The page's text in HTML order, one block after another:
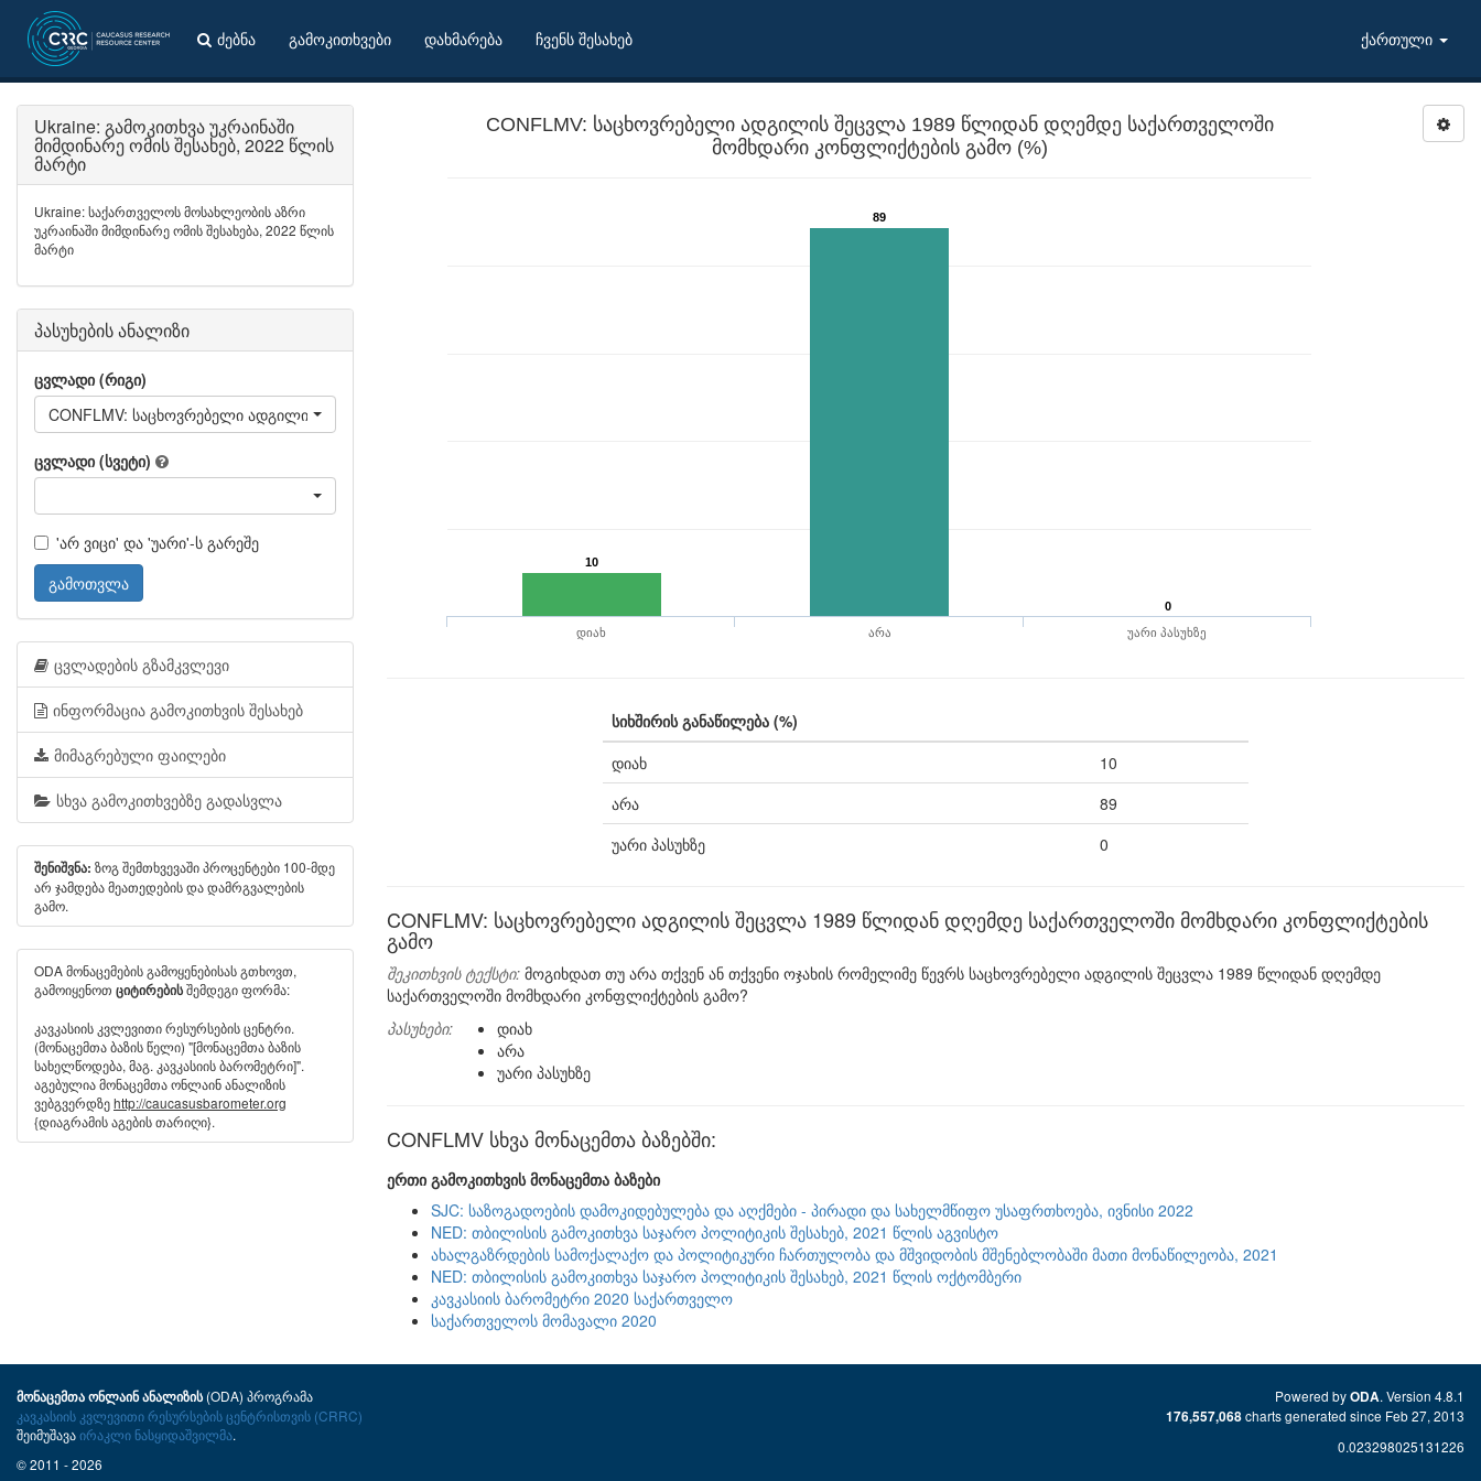
ძებნა გამოკითხვები დახმარება ჩვენს შესახებ ქართული
CONFLMV: საცხოვრებელი ადგილის შეცვლა 1989 წლიდან დღემდე საქართველოში
მომხდარი კონფლიქტების გამო (%)
10
89
0
დიახ არა უარი პასუხზე
სიხშირის განაწილება (%)
დიახ
10
არა
89
უარი პასუხზე
0
CONFLMV: საცხოვრებელი ადგილის შეცვლა 1989 წლიდან დღემდე საქართველოში მომხდარი კონფლიქტების
გამო
შეკითხვის ტექსტი: მოგიხდათ თუ არა თქვენ ან თქვენი ოჯახის რომელიმე წევრს საცხოვრებელი ადგილის შეცვლა 1989 წლიდან დღემდე
საქართველოში მომხდარი კონფლიქტების გამო?
პასუხები:
დიახ
არა
უარი პასუხზე
CONFLMV სხვა მონაცემთა ბაზებში:
ერთი გამოკითხვის მონაცემთა ბაზები
SJC: საზოგადოების დამოკიდებულება და აღქმები - პირადი და სახელმწიფო უსაფრთხოება, ივნისი 2022
NED: თბილისის გამოკითხვა საჯარო პოლიტიკის შესახებ, 2021 წლის აგვისტო
ახალგაზრდების სამოქალაქო და პოლიტიკური ჩართულობა და მშვიდობის მშენებლობაში მათი მონაწილეობა, 2021
NED: თბილისის გამოკითხვა საჯარო პოლიტიკის შესახებ, 2021 წლის ოქტომბერი
კავკასიის ბარომეტრი 2020 საქართველო
საქართველოს მომავალი 2020
Ukraine: გამოკითხვა უკრაინაში
მიმდინარე ომის შესახებ, 2022 წლის
მარტი
Ukraine: საქართველოს მოსახლეობის აზრი
უკრაინაში მიმდინარე ომის შესახება, 2022 წლის
მარტი
პასუხების ანალიზი
ცვლადი (რიგი)
CONFLMV: საცხოვრებელი ადგილის შეცვლა 1989 წლიდან დღემდე საქართველოში მომხდარი კონფლიქტების გამო
ცვლადი (სვეტი)
'არ ვიცი' და 'უარი'-ს გარეშე
გამოთვლა
ცვლადების გზამკვლევი
ინფორმაცია გამოკითხვის შესახებ
მიმაგრებული ფაილები
სხვა გამოკითხვებზე გადასვლა
შენიშვნა: ზოგ შემთხვევაში პროცენტები 100-მდე
არ ჯამდება მეათედების და დამრგვალების
გამო.
ODA მონაცემების გამოყენებისას გთხოვთ,
გამოიყენოთ ციტირებისშემდეგი ფორმა:
კავკასიის კვლევითი რესურსების ცენტრი.
(მონაცემთა ბაზის წელი) "[მონაცემთა ბაზის
სახელწოდება, მაგ. კავკასიის ბარომეტრი]".
აგებულია მონაცემთა ონლაინ ანალიზის
ვებგვერდზეhttp://caucasusbarometer.org
{დიაგრამის აგების თარიღი}.
მონაცემთა ონლაინ ანალიზის(ODA) პროგრამა
კავკასიის კვლევითი რესურსების ცენტრისთვის (CRRC)
შეიმუშავაირაკლი ნასყიდაშვილმა.
© 2011 - 2026
Powered byODA. Version 4.8.1
176,557,068charts generated since Feb 27, 2013
0.023298025131226